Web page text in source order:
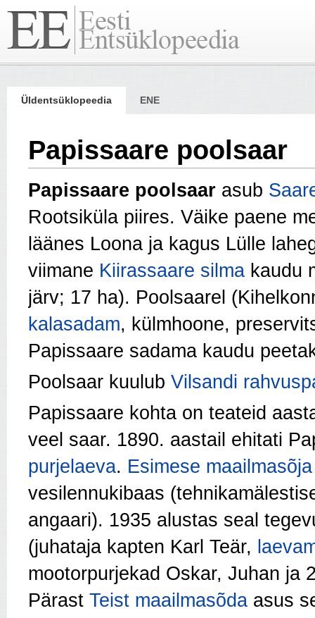
Üldentsüklopeedia ENE
Papissaare poolsaar
Papissaare poolsaar asub
Rootsiküla piires. Väike paene
läänes Loona ja kagus Lülle
viimane Kiirassaare silma kaudu
järv; 17 ha). Poolsaarel
kalasadam, külmhoone,
Papissaare sadama kaudu
Poolsaar kuulub Vilsandi
Papissaare kohta on teateid
veel saar. 1890. aastail ehitati
purjelaeva. Esimese maailmasõja
vesilennukibaas
angaari). 1935 alustas seal
(juhataja kapten Karl Teär,
mootorpurjekad Oskar, Juhan ja
Pärast Teist maailmasõda asus